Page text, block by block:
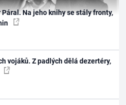
Na jeho knihy se stály fronty,
vojáků. Z padlých dělá dezertéry,